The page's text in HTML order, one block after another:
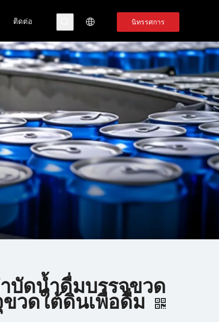
ติดต่อ นิทรรศการ
บัดน้ำดื่มบรรจุขวด
วดใต้ดินเพื่อดื่ม